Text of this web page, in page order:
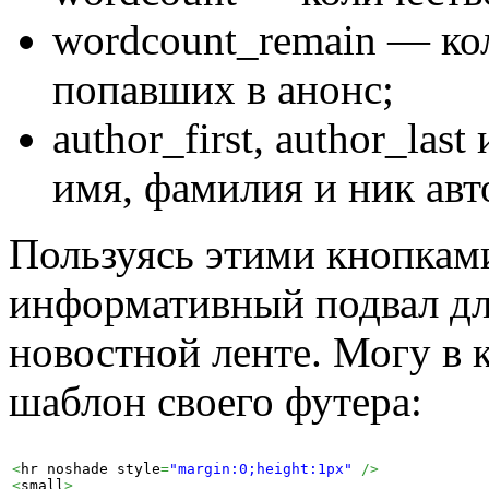
wordcount_remain —
попавших в анонс;
author_first, author_last
имя, фамилия и ник
Пользуясь этими
информативный подвал
новостной ленте. Могу в
шаблон своего футера:
<hr noshade style="margin:0;height:1px"
/>
<small >